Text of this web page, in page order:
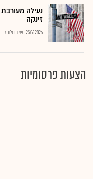
נעילה
זינקה
25.06.2026 שירות גלובס
הצעות פרסומיות